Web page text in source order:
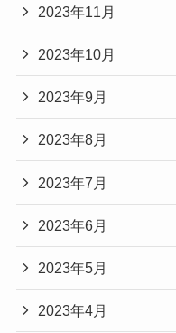
2023年11月
2023年10月
2023年9月
2023年8月
2023年7月
2023年6月
2023年5月
2023年4月